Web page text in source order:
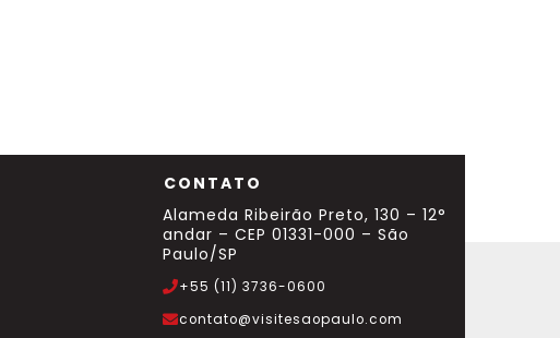
CONTATO
Alameda Ribeirão Preto, 130 – 12°
andar – CEP 01331-000 – São
Paulo/SP
+55 (11) 3736-0600
contato@visitesaopaulo.com